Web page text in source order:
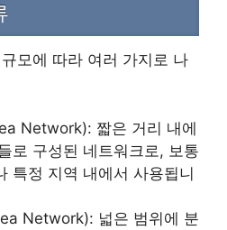
모에 따라 여러 가지로 나
Network): 짧은 거리 내에
로 구성된 네트워크로, 보통
특정 지역 내에서 사용됩니
Network): 넓은 범위에 분